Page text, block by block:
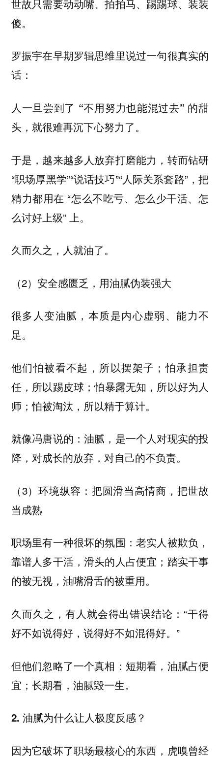
世故只需要动动嘴、拍拍马、踢踢球、装装
傻。
罗振宇在早期罗辑思维里说过一句很真实的
话：
人一旦尝到了 “不用努力也能混过去” 的甜
头，就很难再沉下心努力了。
于是，越来越多人放弃打磨能力，转而钻研
“职场厚黑学”“说话技巧”“人际关系套路”，把
精力都用在 “怎么不吃亏、怎么少干活、怎
么讨好上级” 上。
久而久之，人就油了。
（2）安全感匮乏，用油腻伪装强大
很多人变油腻，本质是内心虚弱、能力不
足。
他们怕被看不起，所以摆架子；怕承担责
任，所以踢皮球；怕暴露无知，所以好为人
师；怕被淘汰，所以精于算计。
就像冯唐说的：油腻，是一个人对现实的投
降，对成长的放弃，对自己的不负责。
（3）环境纵容：把圆滑当高情商，把世故
当成熟
职场里有一种很坏的氛围：老实人被欺负，
靠谱人多干活，滑头的人占便宜；踏实干事
的被无视，油嘴滑舌的被重用。
久而久之，有人就会得出错误结论：“干得
好不如说得好，说得好不如混得好。”
但他们忽略了一个真相：短期看，油腻占便
宜；长期看，油腻毁一生。
2. 油腻为什么让人极度反感？
因为它破坏了职场最核心的东西，虎嗅曾经